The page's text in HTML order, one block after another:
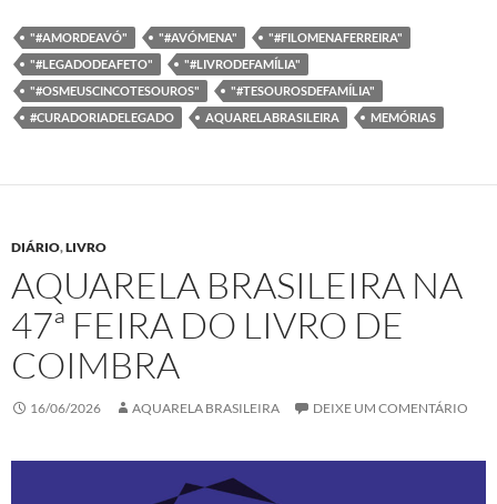
b
o
o
k
t
e
r
e
d
I
n
s
A
p
p
"#AMORDEAVÓ" "#AVÓMENA"
"#FILOMENAFERREIRA"
"#LEGADODEAFETO"
"#LIVRODEFAMÍLIA"
"#OSMEUSCINCOTESOUROS"
"#TESOUROSDEFAMÍLIA"
#CURADORIADELEGADO
AQUARELABRASILEIRA MEMÓRIAS
DIÁRIO,LIVRO
AQUARELA BRASILEIRA NA
47ª FEIRA DO LIVRO DE
COIMBRA
16/06/2026 AQUARELA BRASILEIRA DEIXE UM COMENTÁRIO